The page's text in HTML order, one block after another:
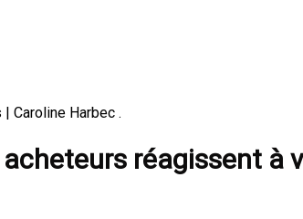
Caroline Harbec .
réagissent à